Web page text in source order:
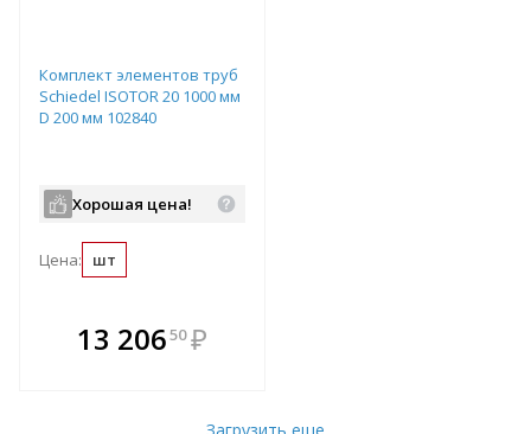
Комплект элементов труб
Schiedel ISOTOR 20 1000 мм
D 200 мм 102840
Хорошая цена!
Цена: шт
13 20650 ₽
Загрузить еще